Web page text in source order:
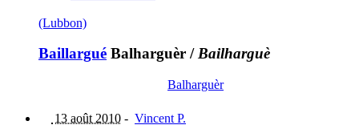
(Lubbon)
Baillargué Balharguèr /Bailharguè
Balharguèr
13 août 2010 - Vincent P.